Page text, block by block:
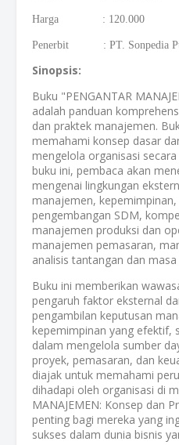
Harga : 120.000
Penerbit : PT. Sonpedia
Sinopsis:
Buku "PENGANTAR
adalah panduan
dan praktek manajemen.
memahami konsep dasar
mengelola organisasi
buku ini, pembaca akan
mengenai lingkungan
manajemen,
pengembangan SDM,
manajemen produksi dan
manajemen pemasaran,
analisis tantangan dan
Buku ini memberikan
pengaruh faktor eksternal
pengambilan keputusan
kepemimpinan yang efektif,
dalam mengelola sumber
proyek, pemasaran, dan
diajak untuk memahami
dihadapi oleh organisasi di
MANAJEMEN: Konsep dan
penting bagi mereka yang
sukses dalam dunia bisnis